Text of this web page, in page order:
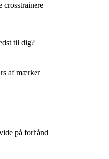
crosstrainere
til dig?
af mærker
på forhånd